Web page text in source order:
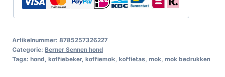
Artikelnummer: 8785257326227
Categorie: Berner Sennen hond
Tags: hond koffiebeker, koffiemok koffietas mok mok bedrukken